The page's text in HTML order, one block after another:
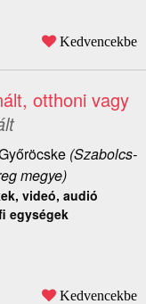
Kedvencekbe
otthoni vagy
(Szabolcs-
megye)
videó, audió
egységek
Kedvencekbe